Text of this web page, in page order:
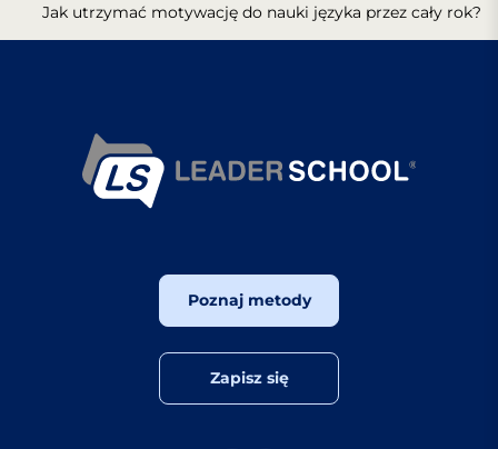
Jak utrzymać motywację do nauki języka przez cały rok?
Poznaj metody
Zapisz się